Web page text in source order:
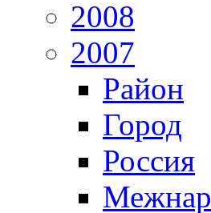
2008
2007
Район
Город
Россия
Межнар